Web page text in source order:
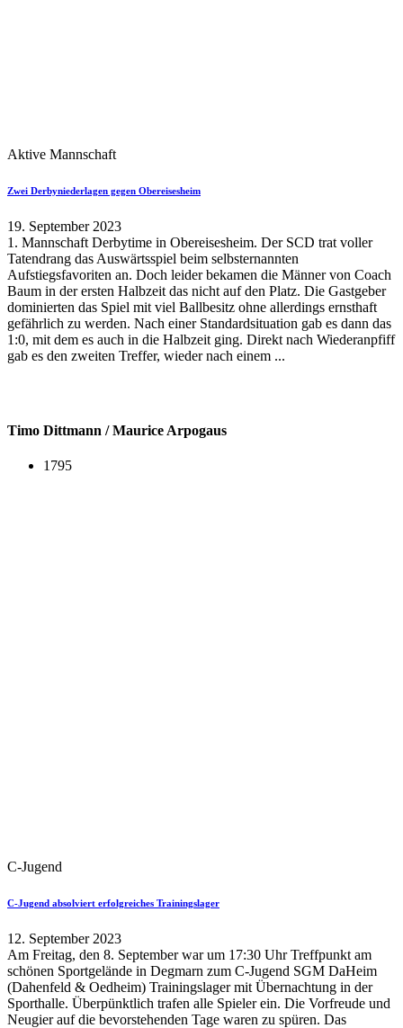
Aktive Mannschaft
Zwei Derbyniederlagen gegen Obereisesheim
19. September 2023
1. Mannschaft Derbytime in Obereisesheim. Der SCD trat voller
Tatendrang das Auswärtsspiel beim selbsternannten
Aufstiegsfavoriten an. Doch leider bekamen die Männer von Coach
Baum in der ersten Halbzeit das nicht auf den Platz. Die Gastgeber
dominierten das Spiel mit viel Ballbesitz ohne allerdings ernsthaft
gefährlich zu werden. Nach einer Standardsituation gab es dann das
1:0, mit dem es auch in die Halbzeit ging. Direkt nach Wiederanpfiff
gab es den zweiten Treffer, wieder nach einem ...
Timo Dittmann / Maurice Arpogaus
1795
C-Jugend
C-Jugend absolviert erfolgreiches Trainingslager
12. September 2023
Am Freitag, den 8. September war um 17:30 Uhr Treffpunkt am
schönen Sportgelände in Degmarn zum C-Jugend SGM DaHeim
(Dahenfeld & Oedheim) Trainingslager mit Übernachtung in der
Sporthalle. Überpünktlich trafen alle Spieler ein. Die Vorfreude und
Neugier auf die bevorstehenden Tage waren zu spüren. Das